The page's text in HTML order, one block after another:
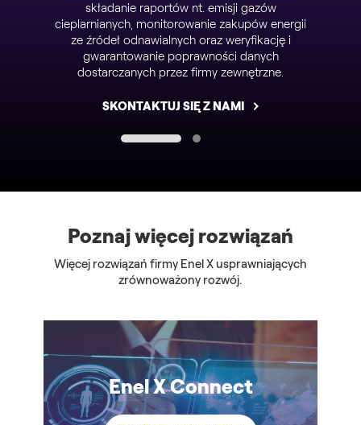
składanie raportów nt. emisji gazów
cieplarnianych, monitorowanie zakupów energii
ze źródeł odnawialnych oraz weryfikację i
gwarantowanie poprawności danych
dostarczanych przez firmy zewnętrzne.
SKONTAKTUJ SIĘ Z NAMI
1 2
Poznaj więcej rozwiązań
Więcej rozwiązań firmy Enel X usprawniających
zrównoważony rozwój.
Enel X Connect